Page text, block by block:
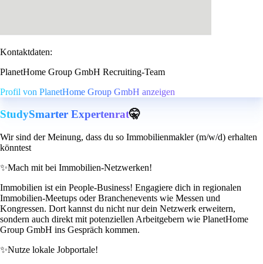
Kontaktdaten:
PlanetHome Group GmbH Recruiting-Team
Profil von PlanetHome Group GmbH anzeigen
StudySmarter Expertenrat🤫
Wir sind der Meinung, dass du so Immobilienmakler (m/w/d) erhalten
könntest
✨Mach mit bei Immobilien-Netzwerken!
Immobilien ist ein People-Business! Engagiere dich in regionalen
Immobilien-Meetups oder Branchenevents wie Messen und
Kongressen. Dort kannst du nicht nur dein Netzwerk erweitern,
sondern auch direkt mit potenziellen Arbeitgebern wie PlanetHome
Group GmbH ins Gespräch kommen.
✨Nutze lokale Jobportale!